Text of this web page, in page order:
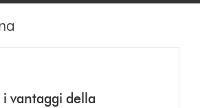
vantaggi della